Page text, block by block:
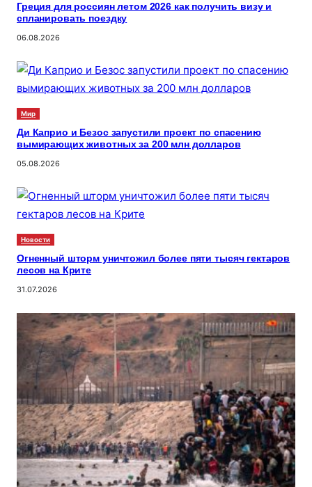
Греция для россиян летом 2026 как получить визу и
спланировать поездку
06.08.2026
Мир
Ди Каприо и Безос запустили проект по спасению
вымирающих животных за 200 млн долларов
05.08.2026
Новости
Огненный шторм уничтожил более пяти тысяч гектаров
лесов на Крите
31.07.2026